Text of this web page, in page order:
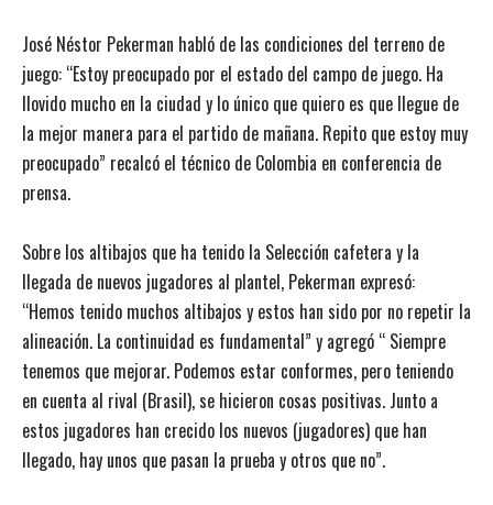
José Néstor Pekerman habló de las condiciones del terreno de
juego: “Estoy preocupado por el estado del campo de juego. Ha
llovido mucho en la ciudad y lo único que quiero es que llegue de
la mejor manera para el partido de mañana. Repito que estoy muy
preocupado” recalcó el técnico de Colombia en conferencia de
prensa.
Sobre los altibajos que ha tenido la Selección cafetera y la
llegada de nuevos jugadores al plantel, Pekerman expresó:
“Hemos tenido muchos altibajos y estos han sido por no repetir la
alineación. La continuidad es fundamental” y agregó “ Siempre
tenemos que mejorar. Podemos estar conformes, pero teniendo
en cuenta al rival (Brasil), se hicieron cosas positivas. Junto a
estos jugadores han crecido los nuevos (jugadores) que han
llegado, hay unos que pasan la prueba y otros que no”.